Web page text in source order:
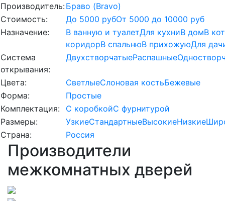
Производитель:Браво (Bravo)
Стоимость:
До 5000 рубОт 5000 до 10000 руб
Назначение:
В ванную и туалетДля кухниВ домВ
коридорВ спальнюВ прихожуюДля
Система
открывания:
ДвухстворчатыеРаспашные
Цвета: СветлыеСлоновая костьБежевые
Форма:
Простые
Комплектация:
С коробкойС фурнитурой
Размеры:
УзкиеСтандартныеВысокиеНизкие
Страна:
Россия
Производители
межкомнатных дверей